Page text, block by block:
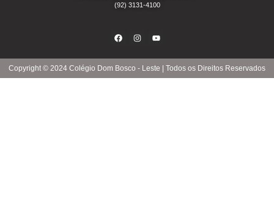
(92) 3131-4100
Copyright © 2024 Colégio Dom Bosco - Leste | Todos os Direitos Reservados